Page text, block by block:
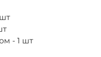
- 1 шт